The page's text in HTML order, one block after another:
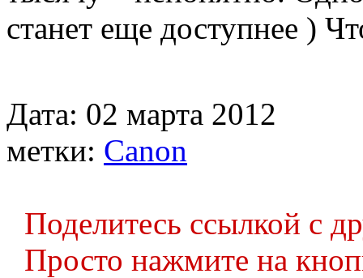
станет еще доступнее )
Дата: 02 марта 2012
метки: Canon
Поделитесь ссылкой с
Просто нажмите на